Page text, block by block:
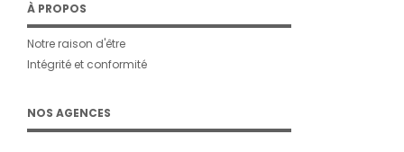
À PROPOS
Notre raison d'être
Intégrité et conformité
NOS AGENCES